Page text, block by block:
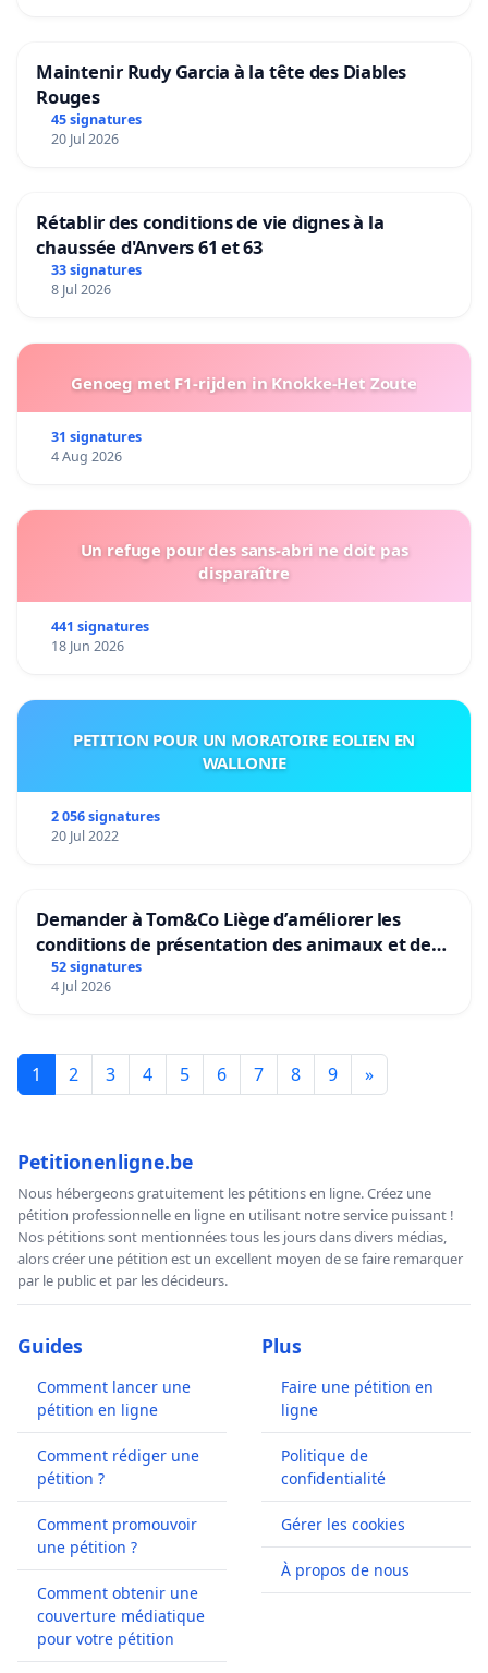
Maintenir Rudy Garcia à la tête des Diables
Rouges
45 signatures
20 Jul 2026
Rétablir des conditions de vie dignes à la
chaussée d'Anvers 61 et 63
33 signatures
8 Jul 2026
Genoeg met F1-rijden in Knokke-Het Zoute
31 signatures
4 Aug 2026
Un refuge pour des sans-abri ne doit pas
disparaître
441 signatures
18 Jun 2026
PETITION POUR UN MORATOIRE EOLIEN EN
WALLONIE
2 056 signatures
20 Jul 2022
Demander à Tom&Co Liège d’améliorer les
conditions de présentation des animaux et de
mettre fin à la vente d’animaux en magasin
52 signatures
4 Jul 2026
1 2 3 4 5 6 7 8 9 »
Petitionenligne.be
Nous hébergeons gratuitement les pétitions en ligne. Créez une
pétition professionnelle en ligne en utilisant notre service puissant !
Nos pétitions sont mentionnées tous les jours dans divers médias,
alors créer une pétition est un excellent moyen de se faire remarquer
par le public et par les décideurs.
Guides
Comment lancer une
pétition en ligne
Comment rédiger une
pétition ?
Comment promouvoir
une pétition ?
Comment obtenir une
couverture médiatique
pour votre pétition
Plus
Faire une pétition en
ligne
Politique de
confidentialité
Gérer les cookies
À propos de nous